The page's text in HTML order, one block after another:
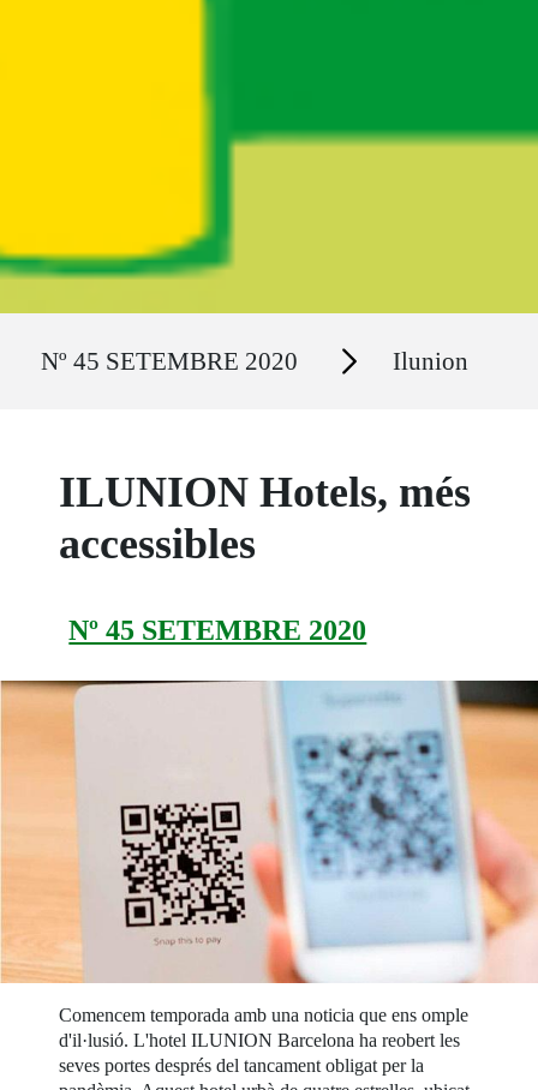
Nº 45 SETEMBRE 2020 Secciones Ilunion
ILUNION Hotels, més
accessibles
Nº 45 SETEMBRE 2020
Comencem temporada amb una noticia que ens omple
d'il·lusió. L'hotel ILUNION Barcelona ha reobert les
seves portes després del tancament obligat per la